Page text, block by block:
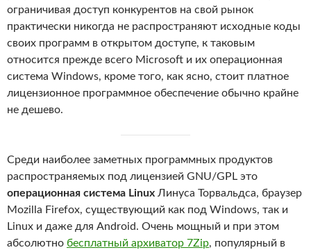
ограничивая доступ конкурентов на свой рынок
практически никогда не распространяют исходные коды
своих программ в открытом доступе, к таковым
относится прежде всего Microsoft и их операционная
система Windows, кроме того, как ясно, стоит платное
лицензионное программное обеспечение обычно крайне
не дешево.
Среди наиболее заметных программных продуктов
распространяемых под лицензией GNU/GPL это
операционная система Linux Линуса Торвальдса, браузер
Mozilla Firefox, существующий как под Windows, так и
Linux и даже для Android. Очень мощный и при этом
абсолютно бесплатный архиватор 7Zip, популярный в